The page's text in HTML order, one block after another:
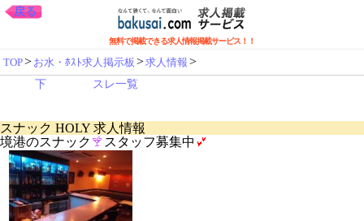
戻る
無料で掲載できる求人情報掲載サービス！！
TOP> お水・ﾎｽﾄ求人掲示板 >求人情報 >
下 スレ一覧
スナック HOLY 求人情報
境港のスナック
スタッフ募集中